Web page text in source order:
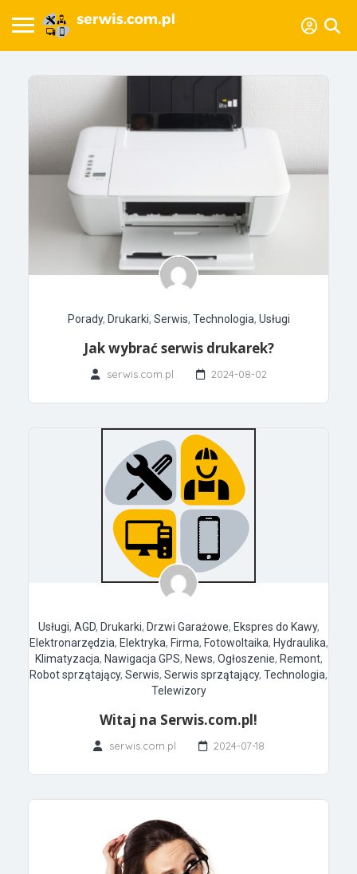
Porady, Drukarki, Serwis, Technologia, Usługi
Jak wybrać serwis drukarek?
serwis.com.pl 2024-08-02
Usługi, AGD, Drukarki, Drzwi Garażowe, Ekspres do Kawy,
Elektronarzędzia, Elektryka, Firma, Fotowoltaika, Hydraulika,
Klimatyzacja, Nawigacja GPS, News, Ogłoszenie, Remont,
Robot sprzątający, Serwis, Serwis sprzątający, Technologia,
Telewizory
Witaj na Serwis.com.pl!
serwis.com.pl 2024-07-18